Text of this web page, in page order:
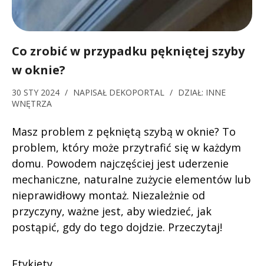
Co zrobić w przypadku pękniętej szyby
w oknie?
30 STY 2024 / NAPISAŁ DEKOPORTAL / DZIAŁ: INNE
WNĘTRZA
Masz problem z pękniętą szybą w oknie? To
problem, który może przytrafić się w każdym
domu. Powodem najczęściej jest uderzenie
mechaniczne, naturalne zużycie elementów lub
nieprawidłowy montaż. Niezależnie od
przyczyny, ważne jest, aby wiedzieć, jak
postąpić, gdy do tego dojdzie. Przeczytaj!